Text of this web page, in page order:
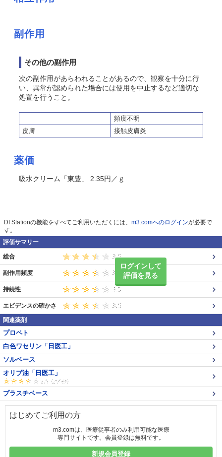
副作用
その他の副作用
次の副作用があらわれることがあるので、観察を十分に行
い、異常が認められた場合には使用を中止するなど適切な
処置を行うこと。
頻度不明
皮膚
接触皮膚炎
薬価
吸水クリーム「東豊」 2.35円／ｇ
DI Stationの機能をすべてご利用いただくには、 m3.comへのログインが必要で
す。
評価サマリー
ログインして
評価を見る
総合
副作用頻度
持続性
エビデンスの確かさ
関連薬剤
プロペト
白色ワセリン「日医工」
ソルベース
オリブ油「日医工」
プラスチベース
はじめてご利用の方
m3.comは、医療従事者のみ利用可能な医療
専門サイトです。会員登録は無料です。
新規会員登録